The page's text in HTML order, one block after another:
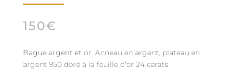
150€
Bague argent et or. Anneau en argent, plateau en
argent 950 doré à la feuille d’or 24 carats.